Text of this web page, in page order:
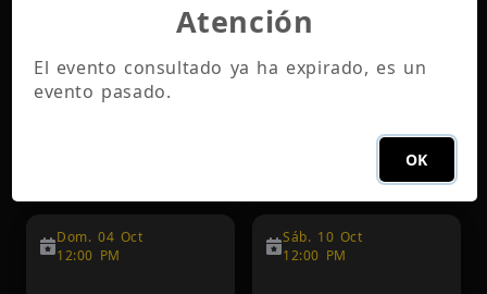
Dom. 04 Oct
12:00 PM
Sáb. 10 Oct
12:00 PM
Atención
El evento consultado ya ha expirado, es un
evento pasado.
OK